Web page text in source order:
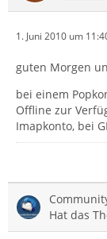
1. Juni 2010 um
guten Morgen
bei einem
Offline zur
Imapkonto, bei
Hat das